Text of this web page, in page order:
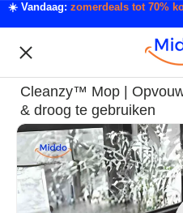
Ga naar inhoud
☀️ Vandaag: zomerdeals tot 70%
Zoeken
Acties
Acties & Deals
Slaapkamer &
Mode & Accessoires
Cleanzy™ Mop |
& droog te gebruiken
Ga direct naar